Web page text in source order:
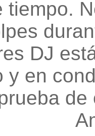
tiempo.
DJ
y en